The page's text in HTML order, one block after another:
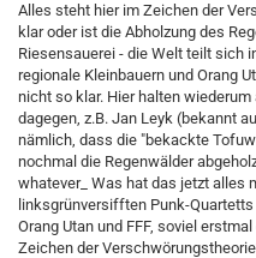
Alles steht hier im Zeichen der
klar oder ist die Abholzung des
Riesensauerei - die Welt teilt sich
regionale Kleinbauern und Orang
nicht so klar. Hier halten
dagegen, z.B. Jan Leyk (bekannt
nämlich, dass die "bekackte
nochmal die Regenwälder
whatever_ Was hat das jetzt alles
linksgrünversifften Punk-
Orang Utan und FFF, soviel
Zeichen der